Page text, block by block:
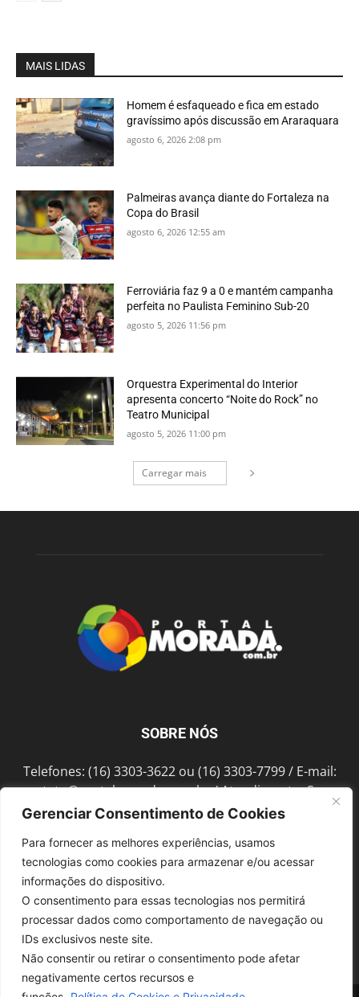
Gerenciar Consentimento de Cookies
Para fornecer as melhores experiências, usamos
tecnologias como cookies para armazenar e/ou acessar
informações do dispositivo.
O consentimento para essas tecnologias nos permitirá
processar dados como comportamento de navegação ou
IDs exclusivos neste site.
Não consentir ou retirar o consentimento pode afetar
negativamente certos recursos e
MAIS LIDAS
Homem é esfaqueado e fica em estado
gravíssimo após discussão em Araraquara
agosto 6, 2026 2:08 pm
Palmeiras avança diante do Fortaleza na
Copa do Brasil
agosto 6, 2026 12:55 am
Ferroviária faz 9 a 0 e mantém campanha
perfeita no Paulista Feminino Sub-20
agosto 5, 2026 11:56 pm
Orquestra Experimental do Interior
apresenta concerto “Noite do Rock” no
Teatro Municipal
agosto 5, 2026 11:00 pm
Carregar mais
SOBRE NÓS
Telefones: (16) 3303-3622 ou (16) 3303-7799 / E-mail:
contato@portalmorada.com.br/ Atendimento: Seg a
Sex das 8h às 18h / Endereço: Av. Bento de Abreu, 889
SIGA-NOS